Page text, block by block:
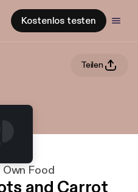
Kostenlos testen
Teilen
Own Food
and Carrot